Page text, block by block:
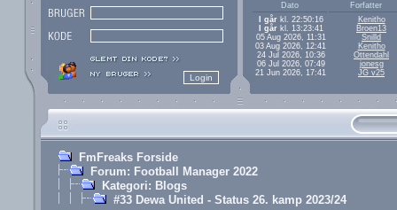
Dato
Forfatter
I gårkl. 22:50:16
Kenitho
I gårkl. 13:23:41
Broen13
05 Aug 2026, 11:31
Snilld
03 Aug 2026, 12:41
Kenitho
24 Jul 2026, 10:36
Ottendahl
06 Jul 2026, 07:49
jonesg
21 Jun 2026, 17:41
JG v25
FmFreaks Forside
Forum: Football Manager 2022
Kategori: Blogs
#33 Dewa United - Status 26. kamp 2023/24